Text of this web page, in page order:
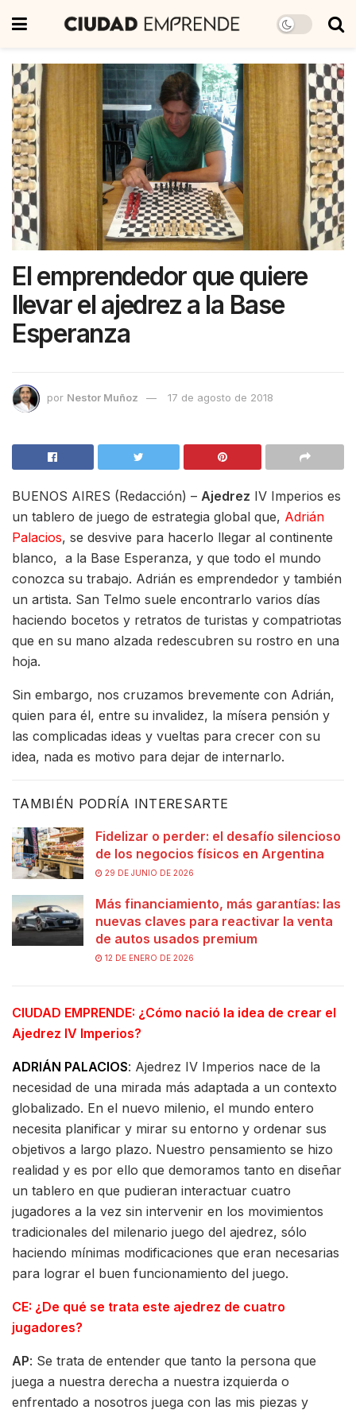
El emprendedor que quiere
llevar el ajedrez a la Base
Esperanza
por Nestor Muñoz 17 de agosto de 2018
BUENOS AIRES (Redacción) – Ajedrez IV Imperios es
un tablero de juego de estrategia global que, Adrián
Palacios, se desvive para hacerlo llegar al continente
blanco, a la Base Esperanza, y que todo el mundo
conozca su trabajo. Adrián es emprendedor y también
un artista. San Telmo suele encontrarlo varios días
haciendo bocetos y retratos de turistas y compatriotas
que en su mano alzada redescubren su rostro en una
hoja.
Sin embargo, nos cruzamos brevemente con Adrián,
quien para él, entre su invalidez, la mísera pensión y
las complicadas ideas y vueltas para crecer con su
idea, nada es motivo para dejar de internarlo.
TAMBIÉN PODRÍA INTERESARTE
Fidelizar o perder: el desafío silencioso
de los negocios físicos en Argentina
29 DE JUNIO DE 2026
Más financiamiento, más garantías: las
nuevas claves para reactivar la venta
de autos usados premium
12 DE ENERO DE 2026
CIUDAD EMPRENDE: ¿Cómo nació la idea de crear el
Ajedrez IV Imperios?
ADRIÁN PALACIOS: Ajedrez IV Imperios nace de la
necesidad de una mirada más adaptada a un contexto
globalizado. En el nuevo milenio, el mundo entero
necesita planificar y mirar su entorno y ordenar sus
objetivos a largo plazo. Nuestro pensamiento se hizo
realidad y es por ello que demoramos tanto en diseñar
un tablero en que pudieran interactuar cuatro
jugadores a la vez sin intervenir en los movimientos
tradicionales del milenario juego del ajedrez, sólo
haciendo mínimas modificaciones que eran necesarias
para lograr el buen funcionamiento del juego.
CE: ¿De qué se trata este ajedrez de cuatro
jugadores?
AP: Se trata de entender que tanto la persona que
juega a nuestra derecha a nuestra izquierda o
enfrentado a nosotros juega con las mis piezas y